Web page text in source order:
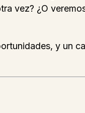
vez? ¿O
y un